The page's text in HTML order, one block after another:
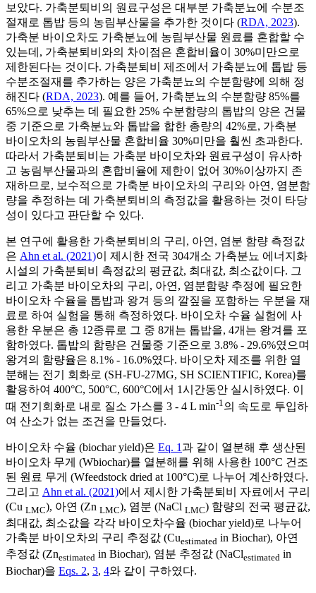
보았다. 가축분퇴비의 원료구성은 대부분 가축분뇨에 수분조
절재로 톱밥 등의 농림부산물을 추가한 것이다 (RDA, 2023).
가축분 바이오차도 가축분뇨에 농림부산물 원료를 혼합할 수
있는데, 가축분퇴비와의 차이점은 혼합비율이 30%미만으로
제한된다는 것이다. 가축분퇴비 제조에서 가축분뇨에 톱밥 등
수분조절재를 추가하는 양은 가축분뇨의 수분함량에 의해 정
해진다 (RDA, 2023). 예를 들어, 가축분뇨의 수분함량 85%를
65%으로 낮추는 데 필요한 25% 수분함량의 톱밥의 양은 건물
중 기준으로 가축분뇨와 톱밥을 합한 총량의 42%로, 가축분
바이오차의 농림부산물 혼합비율 30%미만을 훨씬 초과한다.
따라서 가축분퇴비는 가축분 바이오차와 원료구성이 유사하
고 농림부산물과의 혼합비율에 제한이 없어 30%이상까지 존
재하므로, 보수적으로 가축분 바이오차의 구리와 아연, 염분함
량을 추정하는 데 가축분퇴비의 측정값을 활용하는 것이 타당
성이 있다고 판단할 수 있다.
본 연구에 활용한 가축분퇴비의 구리, 아연, 염분 함량 측정값
은 Ahn et al. (2021)이 제시한 전국 304개소 가축분뇨 에너지화
시설의 가축분퇴비 측정값의 평균값, 최대값, 최소값이다. 그
리고 가축분 바이오차의 구리, 아연, 염분함량 추정에 필요한
바이오차 수율을 톱밥과 왕겨 등의 깔짚을 포함하는 우분을 재
료로 하여 실험을 통해 측정하였다. 바이오차 수율 실험에 사
용한 우분은 총 12종류로 그 중 8개는 톱밥을, 4개는 왕겨를 포
함하였다. 톱밥의 함량은 건물중 기준으로 3.8% - 29.6%였으며
왕겨의 함량율은 8.1% - 16.0%였다. 바이오차 제조를 위한 열
분해는 전기 회화로 (SH-FU-27MG, SH SCIENTIFIC, Korea)를
활용하여 400°C, 500°C, 600°C에서 1시간동안 실시하였다. 이
때 전기회화로 내로 질소 가스를 3 - 4 L min-1 의 속도로 투입하
여 산소가 없는 조건을 만들었다.
바이오차 수율 (biochar yield)은 Eq. 1과 같이 열분해 후 생산된
바이오차 무게 (Wbiochar)를 열분해를 위해 사용한 100°C 건조
된 원료 무게 (Wfeedstock dried at 100°C)로 나누어 계산하였다.
그리고 Ahn et al. (2021)에서 제시한 가축분퇴비 자료에서 구리
(Cu LMC), 아연 (Zn LMC), 염분 (NaCl LMC) 함량의 전국 평균값,
최대값, 최소값을 각각 바이오차수율 (biochar yield)로 나누어
가축분 바이오차의 구리 추정값 (Cuestimated in Biochar), 아연
추정값 (Znestimated in Biochar), 염분 추정값 (NaClestimated in
Biochar)을 Eqs. 2, 3, 4와 같이 구하였다.